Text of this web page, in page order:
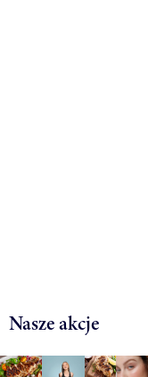
Nasze akcje